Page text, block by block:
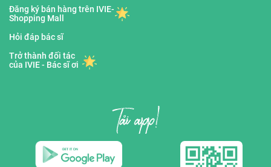
Đăng ký bán hàng trên IVIE-
Shopping Mall
Hỏi đáp bác sĩ
Trở thành đối tác
của IVIE - Bác sĩ ơi